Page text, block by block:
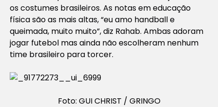
os costumes brasileiros. As notas em educação
física são as mais altas, “eu amo handball e
queimada, muito muito”, diz Rahab. Ambas adoram
jogar futebol mas ainda não escolheram nenhum
time brasileiro para torcer.
Foto: GUI CHRIST / GRINGO